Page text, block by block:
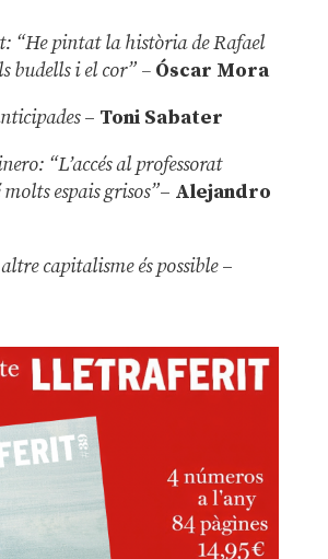
“He pintat la història de Rafael
budells i el cor” –Óscar Mora
– Toni Sabater
“L’accés al professorat
espais grisos”– Alejandro
capitalisme és possible –